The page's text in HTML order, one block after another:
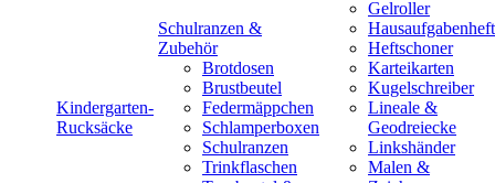
Kindergarten-
Rucksäcke
Schulranzen &
Zubehör
Brotdosen
Brustbeutel
Federmäppchen
Schlamperboxen
Schulranzen
Trinkflaschen
Gelroller
Hausaufgabenheft
Heftschoner
Karteikarten
Kugelschreiber
Lineale &
Geodreiecke
Linkshänder
Malen &